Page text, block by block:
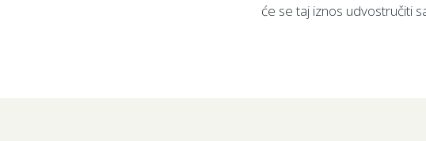
će se taj iznos udvostručiti